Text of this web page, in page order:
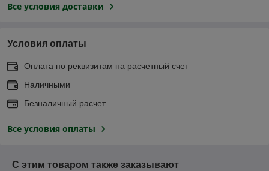
Все условия доставки
Условия оплаты
Оплата по реквизитам на расчетный счет
Наличными
Безналичный расчет
Все условия оплаты
С этим товаром также заказывают